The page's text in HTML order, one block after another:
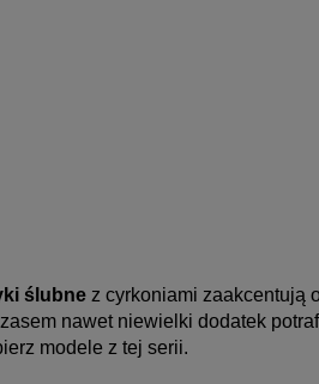
ślubne z cyrkoniami zaakcentują
nawet niewielki dodatek
modele z tej serii.